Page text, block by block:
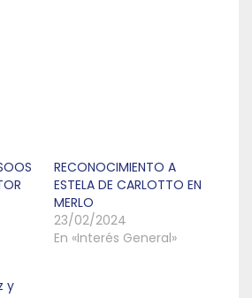
RECONOCIMIENTO A
ESTELA DE CARLOTTO EN
MERLO
23/02/2024
En «Interés General»
y